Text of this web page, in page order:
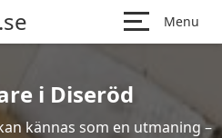
Menu
i Diseröd
kännas som en utmaning –